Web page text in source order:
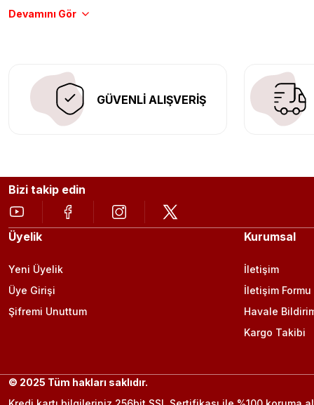
Tüm ürünlerimiz orijinal, dayanıklı ve uzun ömürlüdür.
GÜVENLİ ALIŞVERİŞ
Bizi takip edin
Üyelik
Yeni Üyelik
Üye Girişi
Şifremi Unuttum
Kurumsal
İletişim
İletişim Formu
Havale
Kargo Takibi
© 2025 Tüm hakları saklıdır.